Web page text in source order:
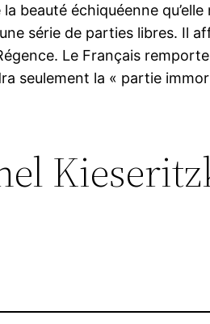
beauté échiquéenne
série de parties libres. Il
Le Français
seulement la « partie